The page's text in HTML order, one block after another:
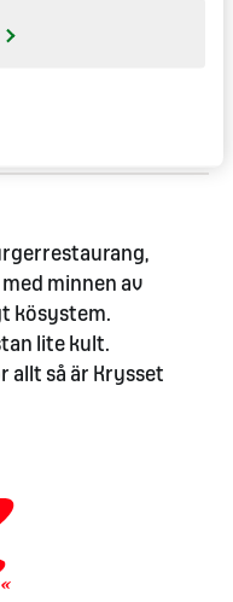
minnen av
kösystem.
lite kult.
allt så är Krysset